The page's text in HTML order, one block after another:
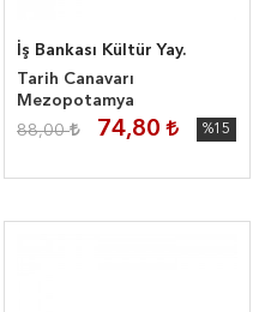
İş Bankası Kültür Yay.
Tarih Canavarı
Mezopotamya
88,00 74,80 %15